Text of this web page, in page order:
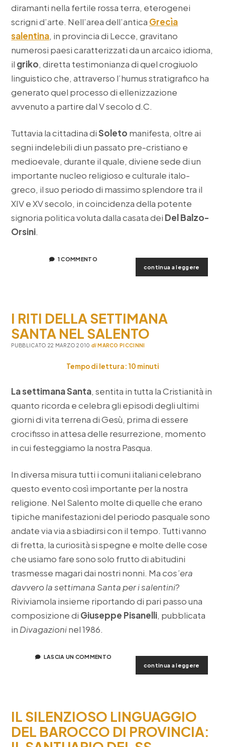
diramanti nella fertile rossa terra, eterogenei
scrigni d’arte. Nell’area dell’antica Grecìa
salentina, in provincia di Lecce, gravitano
numerosi paesi caratterizzati da un arcaico idioma,
il griko, diretta testimonianza di quel crogiuolo
linguistico che, attraverso l’humus stratigrafico ha
generato quel processo di ellenizzazione
avvenuto a partire dal V secolo d.C.
Tuttavia la cittadina diSoleto manifesta, oltre ai
segni indelebili di un passato pre-cristiano e
medioevale, durante il quale, diviene sede di un
importante nucleo religioso e culturale italo-
greco, il suo periodo di massimo splendore tra il
XIV e XV secolo, in coincidenza della potente
signoria politica voluta dalla casata dei Del Balzo-
Orsini.
continua a leggere
chiesa
1 COMMENTO
I RITI DELLA SETTIMANA
SANTA NEL SALENTO
PUBBLICATO 22 MARZO 2010 diMARCO PICCINNI
Tempo di lettura: 10 minuti
La settimana Santa, sentita in tutta la Cristianità in
quanto ricorda e celebra gli episodi degli ultimi
giorni di vita terrena di Gesù, prima di essere
crocifisso in attesa delle resurrezione, momento
in cui festeggiamo la nostra Pasqua.
In diversa misura tutti i comuni italiani celebrano
questo evento così importante per la nostra
religione. Nel Salento molte di quelle che erano
tipiche manifestazioni del periodo pasquale sono
andate via via a sbiadirsi con il tempo. Tutti vanno
di fretta, la curiosità si spegne e molte delle cose
che usiamo fare sono solo frutto di abitudini
trasmesse magari dai nostri nonni. Ma cos’era
davvero la settimana Santa per i salentini?
Riviviamola insieme riportando di pari passo una
composizione di Giuseppe Pisanelli, pubblicata
in Divagazioninel 1986.
continua a leggere
riti
LASCIA UN COMMENTO
IL SILENZIOSO LINGUAGGIO
DEL BAROCCO DI PROVINCIA: